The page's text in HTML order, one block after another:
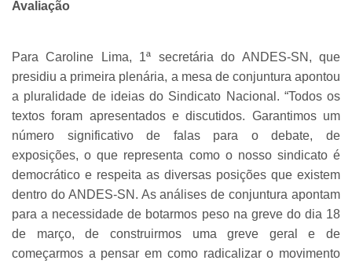
Avaliação
Para Caroline Lima, 1ª secretária do ANDES-SN, que
presidiu a primeira plenária, a mesa de conjuntura apontou
a pluralidade de ideias do Sindicato Nacional. “Todos os
textos foram apresentados e discutidos. Garantimos um
número significativo de falas para o debate, de
exposições, o que representa como o nosso sindicato é
democrático e respeita as diversas posições que existem
dentro do ANDES-SN. As análises de conjuntura apontam
para a necessidade de botarmos peso na greve do dia 18
de março, de construirmos uma greve geral e de
começarmos a pensar em como radicalizar o movimento